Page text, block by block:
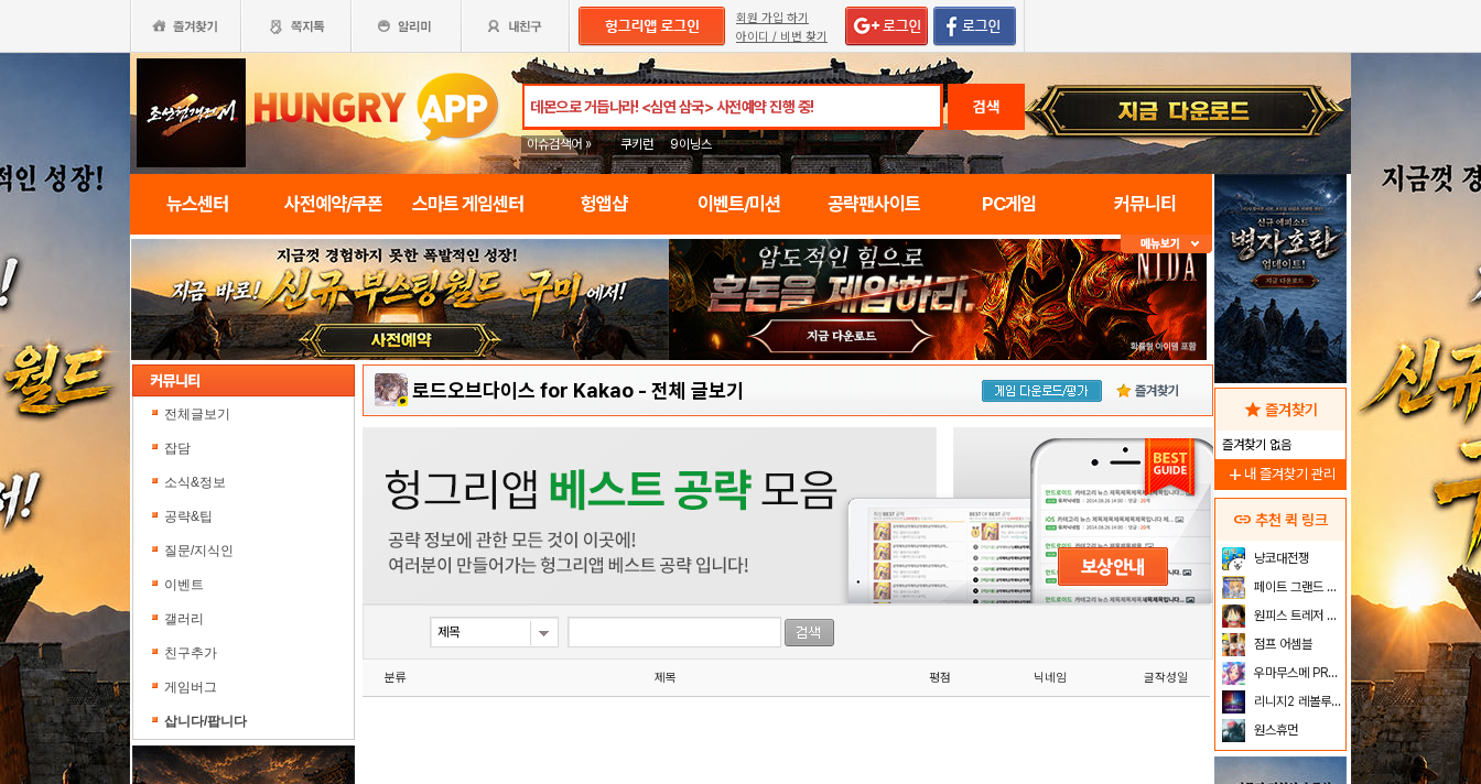
회원 가입 하기
아이디 / 비번 찾기
검색
이슈검색어 » 쿠키런 9이닝스
뉴스센터 사전예약/쿠폰 스마트 게임센터 헝앱샵 이벤트/미션 공략팬사이트 PC게임 커뮤니티
전체글보기
잡담
소식&정보
공략&팁
질문/지식인
이벤트
갤러리
친구추가
게임버그
삽니다/팝니다
로드오브다이스 for Kakao - 전체 글보기 즐겨찾기
분류 제목 평점 닉네임 글작성일
star 즐겨찾기
즐겨찾기 없음
add 내 즐겨찾기 관리
link 추천 퀵 링크
냥코대전쟁
페이트 그랜드 오더
원피스 트레저 크루즈
점프 어셈블
우마무스메 PRETTY DERBY
리니지2 레볼루션
원스휴먼